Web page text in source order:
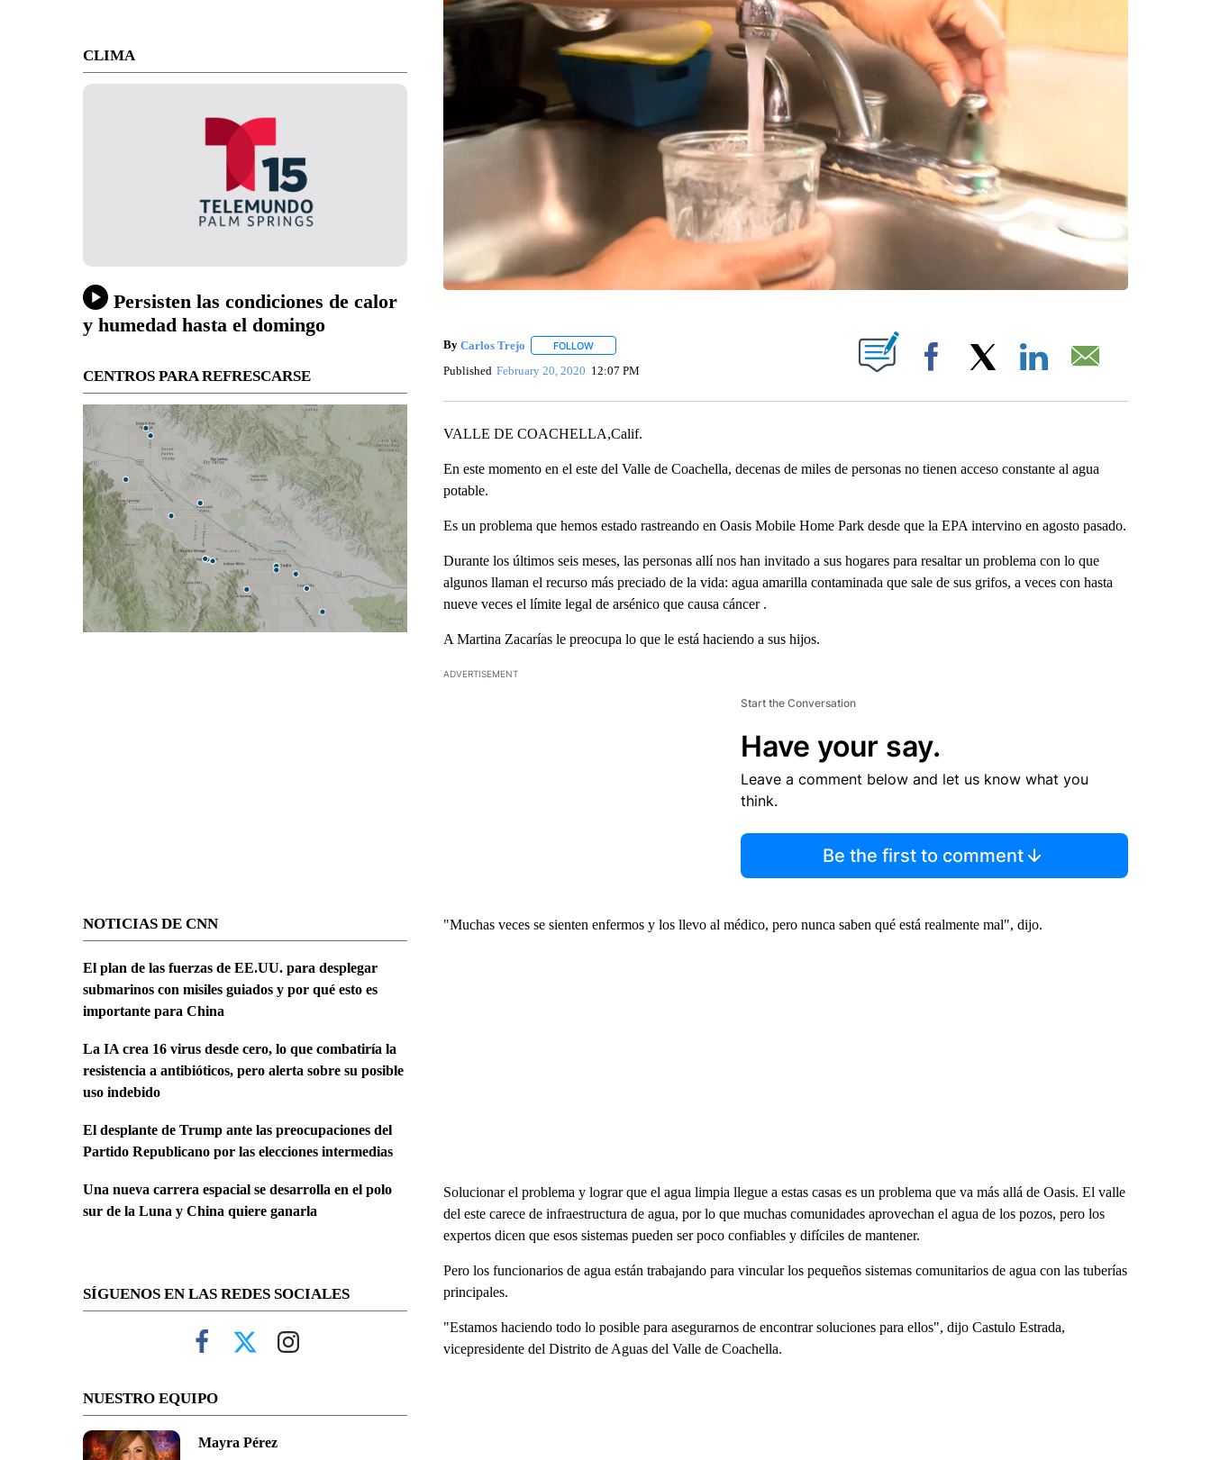
CLIMA
Persisten las condiciones de calor
y humedad hasta el domingo
CENTROS PARA REFRESCARSE
NOTICIAS DE CNN
El plan de las fuerzas de EE.UU. para desplegar
submarinos con misiles guiados y por qué esto es
importante para China
La IA crea 16 virus desde cero, lo que combatiría la
resistencia a antibióticos, pero alerta sobre su posible
uso indebido
El desplante de Trump ante las preocupaciones del
Partido Republicano por las elecciones intermedias
Una nueva carrera espacial se desarrolla en el polo
sur de la Luna y China quiere ganarla
SÍGUENOS EN LAS REDES SOCIALES
NUESTRO EQUIPO
Mayra Pérez
By Carlos Trejo FOLLOWFOLLOW "" TO RECEIVE NOTIFICATIONS ABOUT NEW PAGES ON "".
Published February 20, 2020 12:07 PM Facebook
VALLE DE COACHELLA,Calif.
En este momento en el este del Valle de Coachella, decenas de miles de personas no tienen acceso constante al agua
potable.
Es un problema que hemos estado rastreando en Oasis Mobile Home Park desde que la EPA intervino en agosto pasado.
Durante los últimos seis meses, las personas allí nos han invitado a sus hogares para resaltar un problema con lo que
algunos llaman el recurso más preciado de la vida: agua amarilla contaminada que sale de sus grifos, a veces con hasta
nueve veces el límite legal de arsénico que causa cáncer .
A Martina Zacarías le preocupa lo que le está haciendo a sus hijos.
ADVERTISEMENT
Start the Conversation
Have your say.
Leave a comment below and let us know what you
think.
Be the first to comment
"Muchas veces se sienten enfermos y los llevo al médico, pero nunca saben qué está realmente mal", dijo.
Solucionar el problema y lograr que el agua limpia llegue a estas casas es un problema que va más allá de Oasis. El valle
del este carece de infraestructura de agua, por lo que muchas comunidades aprovechan el agua de los pozos, pero los
expertos dicen que esos sistemas pueden ser poco confiables y difíciles de mantener.
Pero los funcionarios de agua están trabajando para vincular los pequeños sistemas comunitarios de agua con las tuberías
principales.
"Estamos haciendo todo lo posible para asegurarnos de encontrar soluciones para ellos", dijo Castulo Estrada,
vicepresidente del Distrito de Aguas del Valle de Coachella.